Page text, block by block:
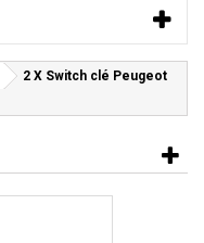
2 X Switch clé Peugeot